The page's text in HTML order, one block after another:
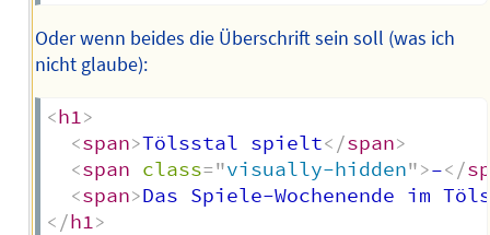
Oder wenn beides die Überschrift sein soll (was ich
nicht glaube):
<h1>
<span>Tölsstal spielt</span>
<span class="visually-hidden">–</
<span>Das Spiele-Wochenende im
</h1>